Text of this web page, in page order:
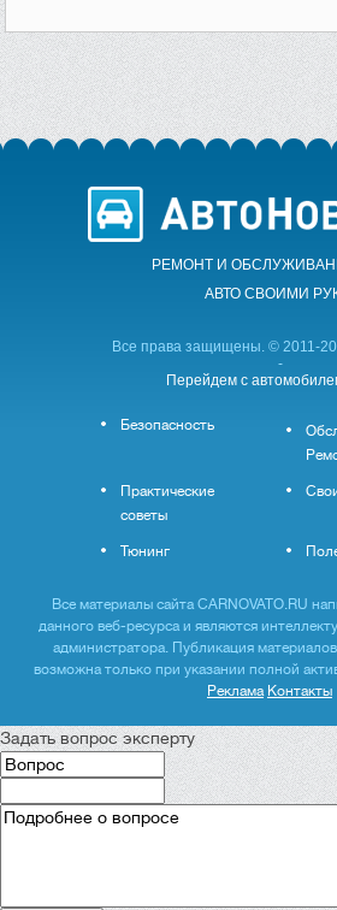
РЕМОНТ И
АВТО CВОИМИ
Все права защищены. © 2011-
-
Перейдем с
Безопасность
Практические
советы
Тюнинг
Все материалы сайта CARNOVATO.RU
данного веб-ресурса и являются
администратора. Публикация
возможна только при указании полной
Реклама Контакты
Задать вопрос эксперту